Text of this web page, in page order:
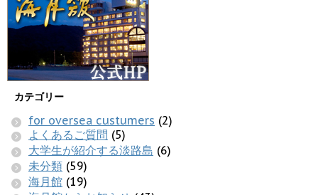
カテゴリー
for oversea custumers (2)
よくあるご質問 (5)
大学生が紹介する淡路島 (6)
未分類 (59)
海月館 (19)